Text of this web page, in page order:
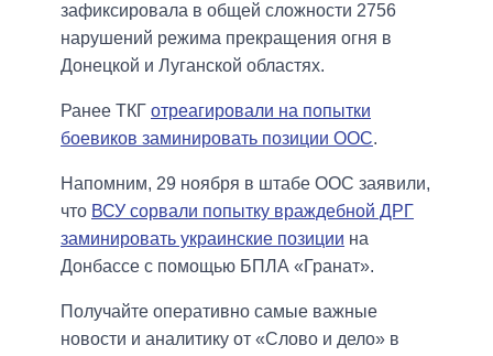
зафиксировала в общей сложности 2756
нарушений режима прекращения огня в
Донецкой и Луганской областях.
Ранее ТКГ отреагировали на попытки
боевиков заминировать позиции ООС.
Напомним, 29 ноября в штабе ООС заявили,
что ВСУ сорвали попытку враждебной ДРГ
заминировать украинские позиции на
Донбассе с помощью БПЛА «Гранат».
Получайте оперативно самые важные
новости и аналитику от «Слово и дело» в